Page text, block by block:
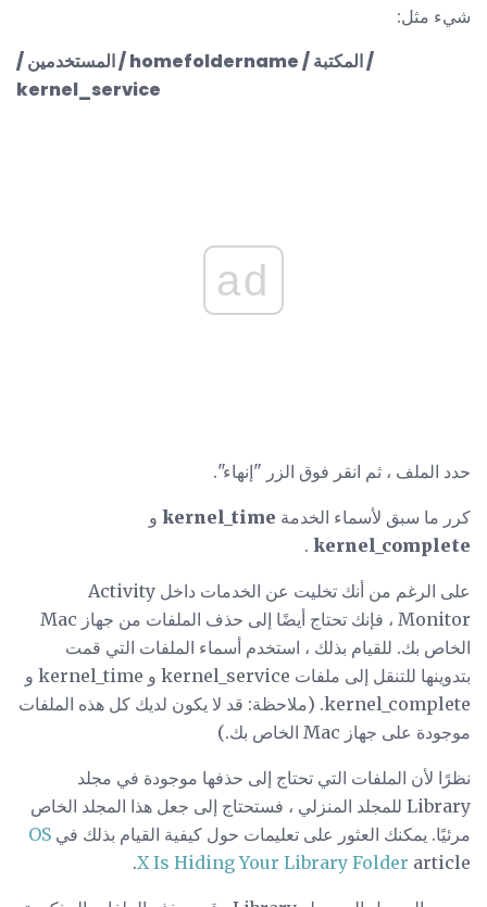
شيء مثل:
/ المستخدمين / homefoldername / المكتبة /
kernel_service
ad
حدد الملف ، ثم انقر فوق الزر "إنهاء".
كرر ما سبق لأسماء الخدمة kernel_time و
kernel_complete
.
على الرغم من أنك تخليت عن الخدمات داخل Activity
Monitor ، فإنك تحتاج أيضًا إلى حذف الملفات من جهاز Mac
الخاص بك. للقيام بذلك ، استخدم أسماء الملفات التي قمت
بتدوينها للتنقل إلى ملفات kernel_service و kernel_time و
kernel_complete. (ملاحظة: قد لا يكون لديك كل هذه الملفات
موجودة على جهاز Mac الخاص بك.)
نظرًا لأن الملفات التي تحتاج إلى حذفها موجودة في مجلد
Library للمجلد المنزلي ، فستحتاج إلى جعل هذا المجلد الخاص
مرئيًا. يمكنك العثور على تعليمات حول كيفية القيام بذلك في OS
X Is Hiding Your Library Folder article.